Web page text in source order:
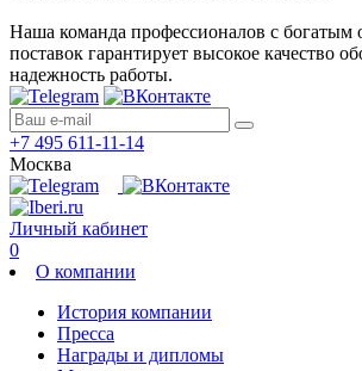
Наша команда профессионалов с богатым
поставок гарантирует высокое качество
надежность работы.
+7 495 611-11-14
Москва
Личный кабинет
0
О компании
История компании
Пресса
Награды и дипломы